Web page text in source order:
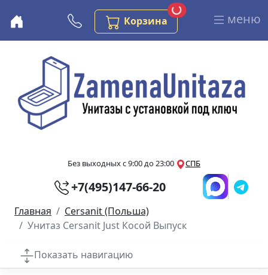
Перейти к основному содержанию
Бесплатная консультация
Корзина
Загрузка...
Заказов в корзине
меню
Без выходных с 9:00 до 23:00 СПБ
+7(495)147-66-20
Главная
Cersanit (Польша)
Унитаз Cersanit Just Косой Выпуск
Показать навигацию